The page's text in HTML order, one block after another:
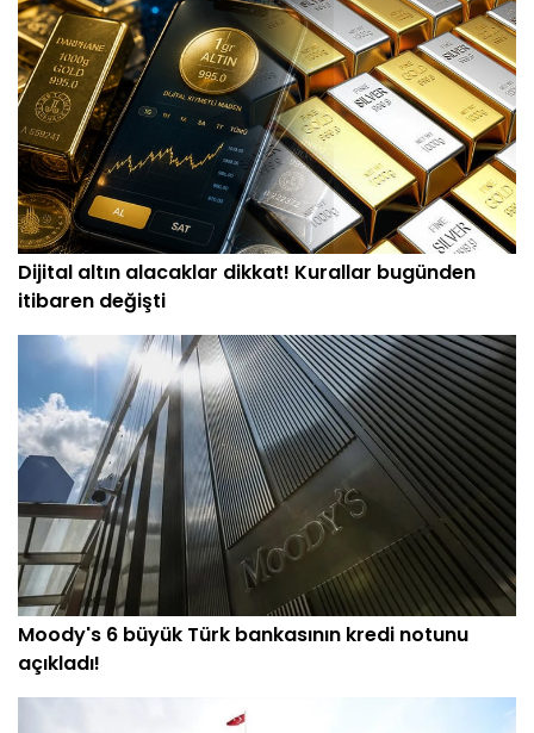
Dijital altın alacaklar dikkat! Kurallar bugünden
itibaren değişti
Moody's 6 büyük Türk bankasının kredi notunu
açıkladı!